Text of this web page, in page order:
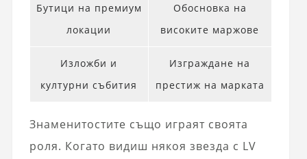
Бутици на премиум
локации
Обосновка на
високите маржове
Изложби и
културни събития
Изграждане на
престиж на марката
Знаменитостите също играят своята
роля. Когато видиш някоя звезда с LV